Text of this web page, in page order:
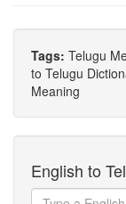
Tags: Telugu
to Telugu
Meaning
English to